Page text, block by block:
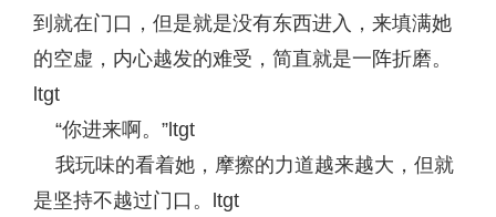
到就在门口，但是就是没有东西进入，来填满她
的空虚，内心越发的难受，简直就是一阵折磨。
ltgt
“你进来啊。”ltgt
我玩味的看着她，摩擦的力道越来越大，但就
是坚持不越过门口。ltgt